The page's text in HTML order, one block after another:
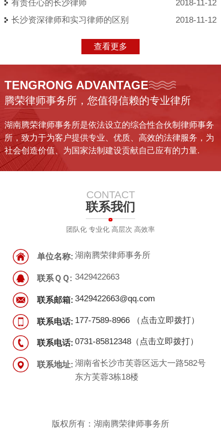
2018-11-12
有责任心的长沙律师
2018-11-12
长沙资深律师和实习律师的区别
查看更多
TENGRONG ADVANTAGE
腾荣律师事务所，您值得信赖的专业律所
湖南腾荣律师事务所是依法设立的综合性合伙制律师事务
所，致力于为客户提供专业、优质、高效的法律服务，为
社会创造价值、为国家法制建设贡献自己应有的力量.
CONTACT
联系我们
团队化 专业化 高层次 高效率
单位名称: 湖南腾荣律师事务所
联系ＱＱ: 3429422663
联系邮箱: 3429422663@qq.com
联系电话: 177-7589-8966 （点击立即拨打）
联系电话: 0731-85812348（点击立即拨打）
联系地址: 湖南省长沙市芙蓉区远大一路582号
东方芙蓉3栋18楼
版权所有：湖南腾荣律师事务所